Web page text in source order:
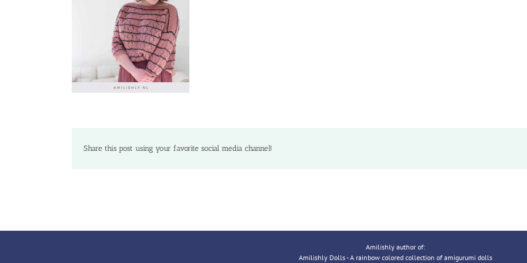
Share this post using your favorite social media channel!
Amilishly author of:
Amilishly Dolls - A rainbow colored collection of amigurumi dolls